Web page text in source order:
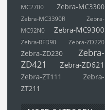
MC2700
Zebra-MC3300
Zebra-MC3390R
Zebra-
MC92N0
Zebra-MC9300
Zebra-RFD90 Zebra-ZD220
Zebra-ZD230
Zebra-
ZD421
Zebra-ZD621
Zebra-ZT111
Zebra-
ZT211